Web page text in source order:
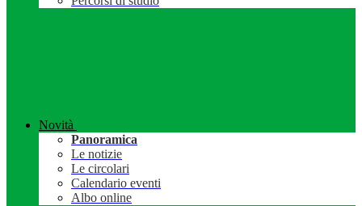
Novità
Panoramica
Le notizie
Le circolari
Calendario eventi
Albo online